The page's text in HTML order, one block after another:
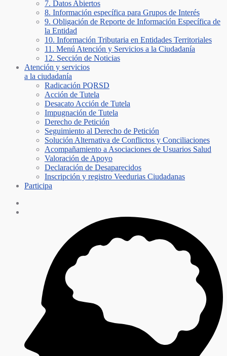
7. Datos Abiertos
8. Información específica para Grupos de Interés
9. Obligación de Reporte de Información Específica de
la Entidad
10. Información Tributaria en Entidades Territoriales
11. Menú Atención y Servicios a la Ciudadanía
12. Sección de Noticias
Atención y servicios
a la ciudadanía
Radicación PQRSD
Acción de Tutela
Desacato Acción de Tutela
Impugnación de Tutela
Derecho de Petición
Seguimiento al Derecho de Petición
Solución Alternativa de Conflictos y Conciliaciones
Acompañamiento a Asociaciones de Usuarios Salud
Valoración de Apoyo
Declaración de Desaparecidos
Inscripción y registro Veedurias Ciudadanas
Participa